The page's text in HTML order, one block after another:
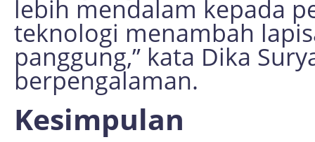
lebih mendalam kepada
teknologi menambah
panggung,” kata Dika
berpengalaman.
Kesimpulan